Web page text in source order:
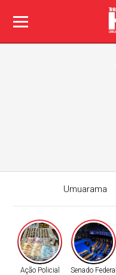
Umuarama
Ação Policial Senado Federal